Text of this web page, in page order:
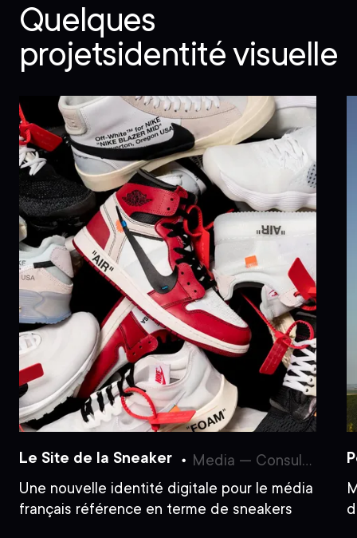
Quelques
projetsidentité visuelle
Le Site de la Sneaker
Media — Consulting & Branding — UX/UI Design
Une nouvelle identité digitale pour le média
français référence en terme de sneakers